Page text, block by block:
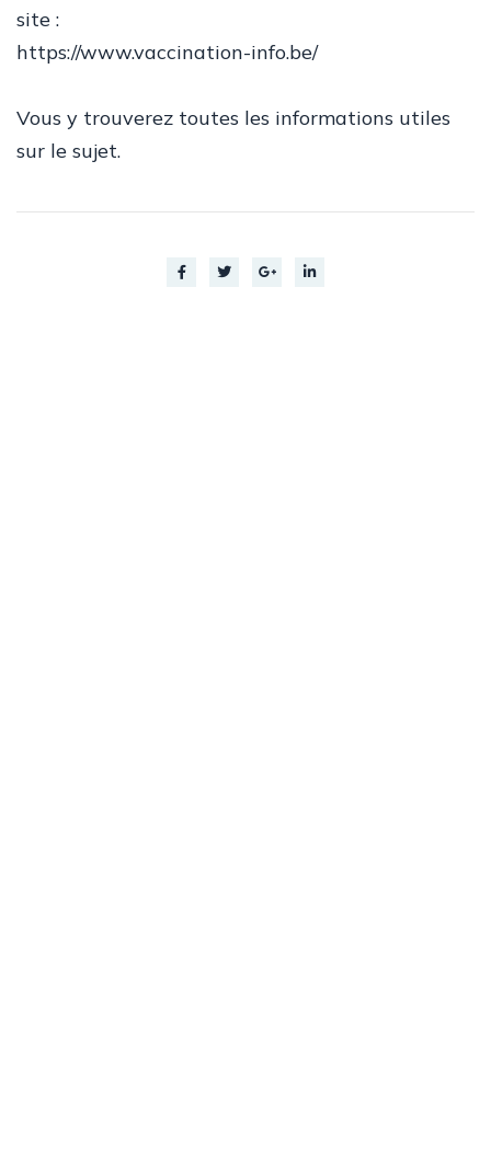
site :
https://www.vaccination-info.be/
Vous y trouverez toutes les informations utiles
sur le sujet.